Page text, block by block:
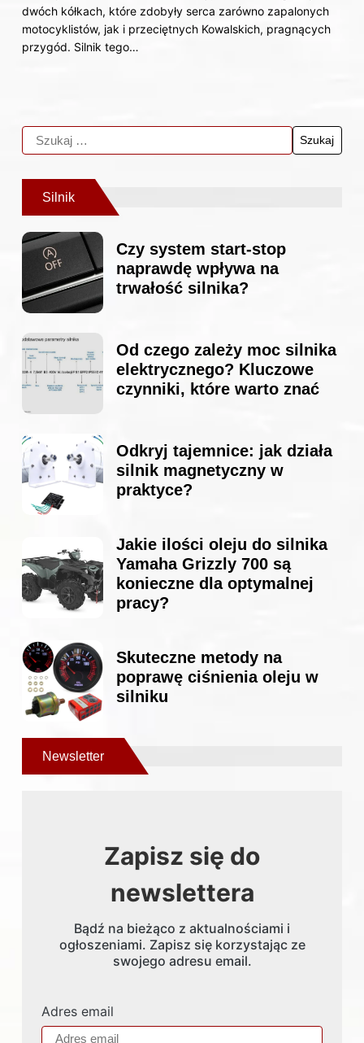
dwóch kółkach, które zdobyły serca zarówno zapalonych
motocyklistów, jak i przeciętnych Kowalskich, pragnących
przygód. Silnik tego…
Silnik
Czy system start-stop
naprawdę wpływa na
trwałość silnika?
Od czego zależy moc silnika
elektrycznego? Kluczowe
czynniki, które warto znać
Odkryj tajemnice: jak działa
silnik magnetyczny w
praktyce?
Jakie ilości oleju do silnika
Yamaha Grizzly 700 są
konieczne dla optymalnej
pracy?
Skuteczne metody na
poprawę ciśnienia oleju w
silniku
Newsletter
Zapisz się do
newslettera
Bądź na bieżąco z aktualnościami i
ogłoszeniami. Zapisz się korzystając ze
swojego adresu email.
Adres email